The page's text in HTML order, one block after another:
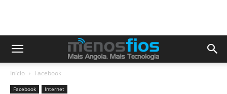
Início Facebook
Facebook Internet